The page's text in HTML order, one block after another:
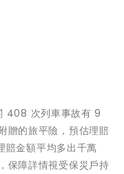
408 次列車事故有 9
贈的旅平險，預估理賠
賠金額平均多出千萬
保障詳情視受保災戶持